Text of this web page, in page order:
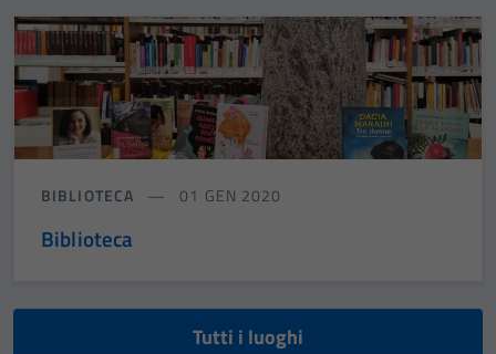
BIBLIOTECA 01 GEN 2020
Biblioteca
Tutti i luoghi